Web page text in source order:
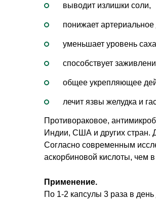
выводит излишки соли,
понижает
уменьшает уровень
способствует
общее укрепляющее
лечит язвы желудка и
Противораковое,
Индии, США и других стран.
Согласно современным
аскорбиновой кислоты, чем
Применение.
По 1-2 капсулы 3 раза в